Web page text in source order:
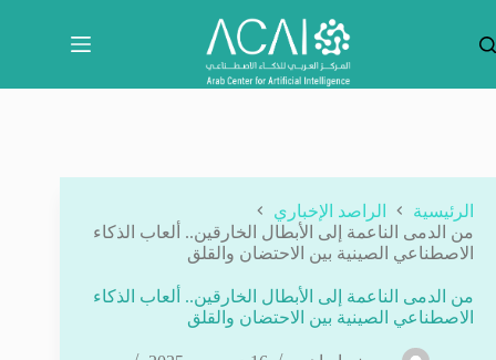
المحتوى
الرئيسية
الراصد الإخباري
من الدمى الناعمة إلى الأبطال الخارقين.. ألعاب الذكاء
الاصطناعي الصينية بين الاحتضان والقلق
من الدمى الناعمة إلى الأبطال الخارقين.. ألعاب الذكاء
الاصطناعي الصينية بين الاحتضان والقلق